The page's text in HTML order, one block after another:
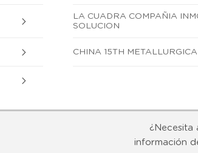
LA CUADRA COMPAÑIA
SOLUCION
CHINA 15TH
¿Necesita
información